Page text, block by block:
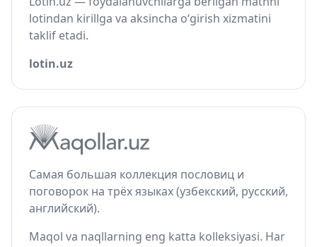
lotindan kirillga va aksincha o‘girish xizmatini
taklif etadi.
lotin.uz
Самая большая коллекция пословиц и
поговорок на трёх языках (узбекский, русский,
английский).
Maqol va naqllarning eng katta kolleksiyasi. Har